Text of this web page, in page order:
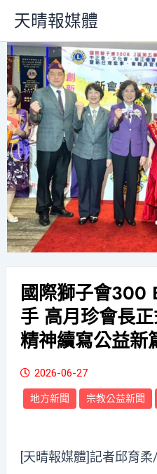
主
要
內
容
天晴報媒體
國際獅子會300
手 高月珍會長
精神續寫公益新
2026-06-27
地方新聞 宗教公益新聞
[天晴報媒體]記者邱育